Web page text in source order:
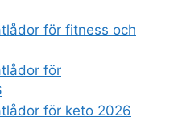
för fitness och
för
för keto 2026